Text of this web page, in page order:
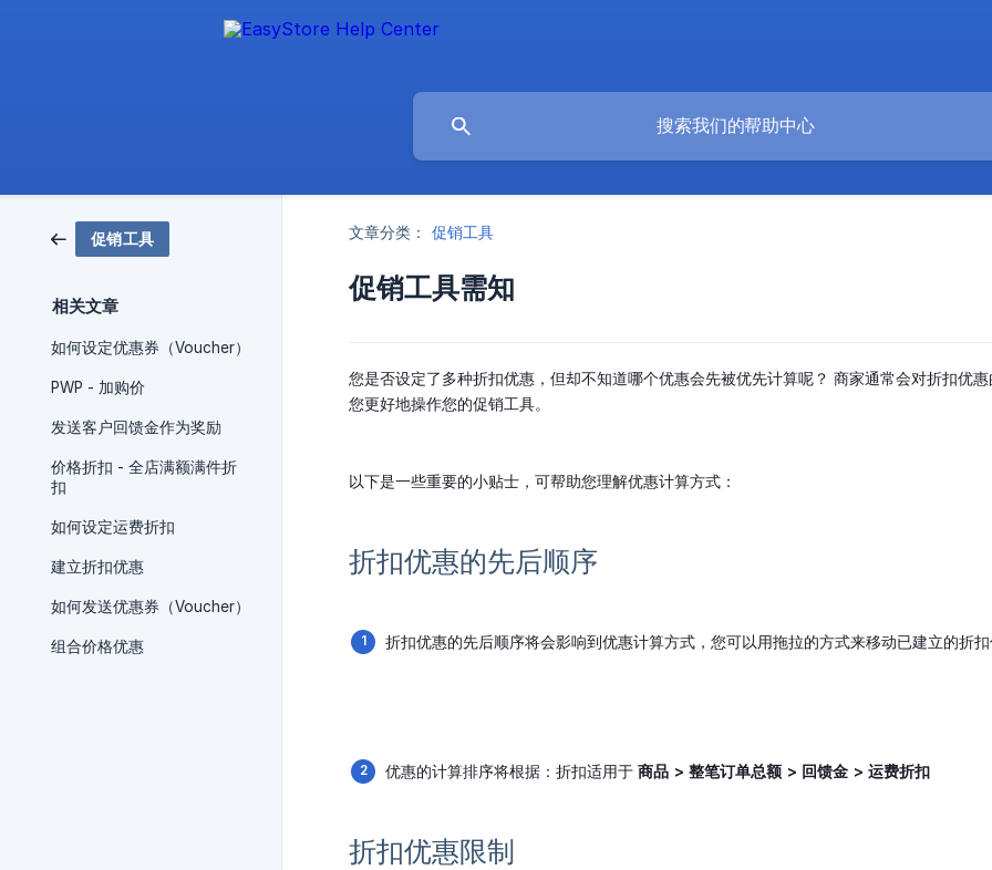
促销工具
相关文章
如何设定优惠券（Voucher）
PWP - 加购价
发送客户回馈金作为奖励
价格折扣 - 全店满额满件折
扣
如何设定运费折扣
建立折扣优惠
如何发送优惠券（Voucher）
组合价格优惠
文章分类： 促销工具
促销工具需知
您是否设定了多种折扣优惠，但却不知道哪个优惠会先被优先计算呢？ 商家通常会对折扣优
您更好地操作您的促销工具。
以下是一些重要的小贴士，可帮助您理解优惠计算方式：
折扣优惠的先后顺序
折扣优惠的先后顺序将会影响到优惠计算方式，您可以用拖拉的方式来移动已建立的折
优惠的计算排序将根据：折扣适用于 商品 > 整笔订单总额 > 回馈金 > 运费折扣
折扣优惠限制